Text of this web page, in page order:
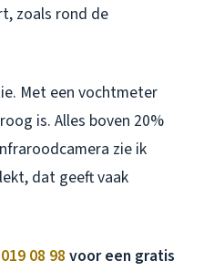
zoals rond de
Met een vochtmeter
is. Alles boven 20%
zie ik
dat geeft vaak
08 98voor een gratis